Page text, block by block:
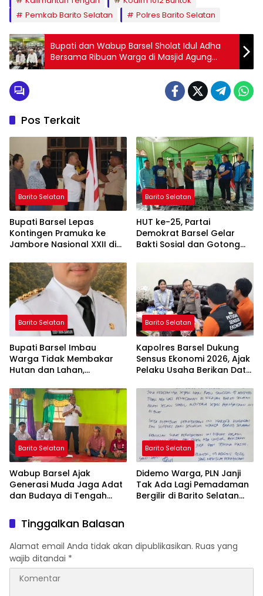
Pemkab Barito Selatan
Polres Barito Selatan
Bupati dan Wabup Barsel Sholat Idul Adha
Bersama Ribuan Warga di Masjid Agung
Baiturrahman Buntok
Pos Terkait
Barito Selatan
Bupati Barsel Lepas
Kontingen Pramuka ke
Jambore Nasional XXII di
Barito Selatan
HUT ke-25, Partai
Demokrat Barsel Gelar
Bakti Sosial dan Gotong
Barito Selatan
Bupati Barsel Imbau
Warga Tidak Membakar
Hutan dan Lahan,
Bebas Kabut Asap
Barito Selatan
Kapolres Barsel Dukung
Sensus Ekonomi 2026, Ajak
Pelaku Usaha Berikan Data
Barito Selatan
Wabup Barsel Ajak
Generasi Muda Jaga Adat
dan Budaya di Tengah
Barito Selatan
Didemo Warga, PLN Janji
Tak Ada Lagi Pemadaman
Bergilir di Barito Selatan
Tinggalkan Balasan
Alamat email Anda tidak akan dipublikasikan. Ruas yang
wajib ditandai *